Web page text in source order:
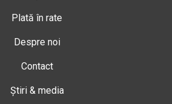
Plată în rate
Despre noi
Contact
Știri & media